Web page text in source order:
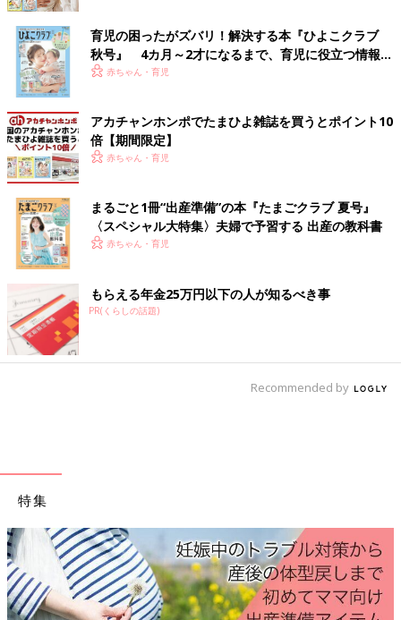
出典：Instagramアカウント「__mika.home」
こちらは__mika.homeさんがセリアで見つけた「カレンダー
2023 シンプルトーン」。家族の予定を把握しやすくするために
購入したそうです。子どもの予定が書かれたプリントを手放せる
育児の困ったがズバリ！解決する本『ひよこクラブ
秋号』 4カ月～2才になるまで、育児に役立つ情報が
いっぱい！
赤ちゃん・育児
アカチャンホンポでたまひよ雑誌を買うとポイント10
倍【期間限定】
赤ちゃん・育児
まるごと1冊“出産準備”の本『たまごクラブ 夏号』
〈スペシャル大特集〉夫婦で予習する 出産の教科書
赤ちゃん・育児
もらえる年金25万円以下の人が知るべき事
PR(くらしの話題)
Recommended by
特集